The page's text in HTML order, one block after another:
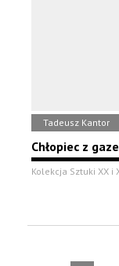
Tadeusz Kantor
Chłopiec z
Kolekcja Sztuki XX i